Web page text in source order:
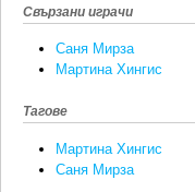
Свързани играчи
Саня Мирза
Мартина Хингис
Тагове
Мартина Хингис
Саня Мирза